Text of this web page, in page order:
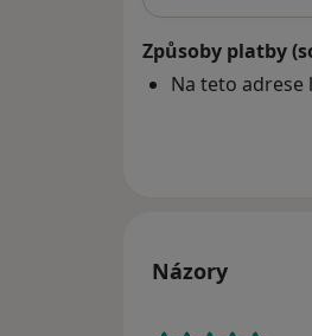
Způsoby platby
Na teto
Názory